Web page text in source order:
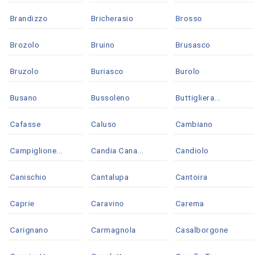
Brandizzo Bricherasio Brosso
Brozolo Bruino Brusasco
Bruzolo Buriasco Burolo
Busano Bussoleno Buttigliera...
Cafasse Caluso Cambiano
Campiglione... Candia Cana... Candiolo
Canischio Cantalupa Cantoira
Caprie Caravino Carema
Carignano Carmagnola Casalborgone